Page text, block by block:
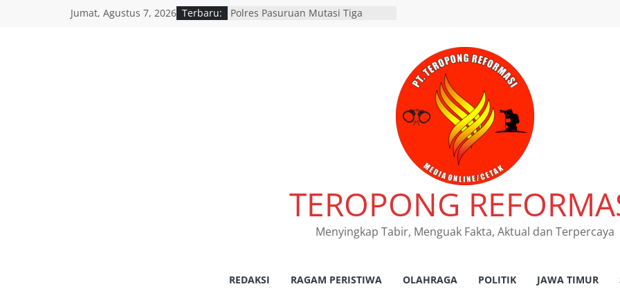
Jumat, Agustus 7, 2026 Terbaru:
Polres Pasuruan Mutasi Tiga
resmi menggelar program
pemutihan dan pembebasan pajak
daerah di seluruh kantor Samsat
TEROPONG
Menyingkap Tabir, Menguak Fakta, Aktual dan Terpercaya
REDAKSI RAGAM PERISTIWA OLAHRAGA POLITIK JAWA TIMUR